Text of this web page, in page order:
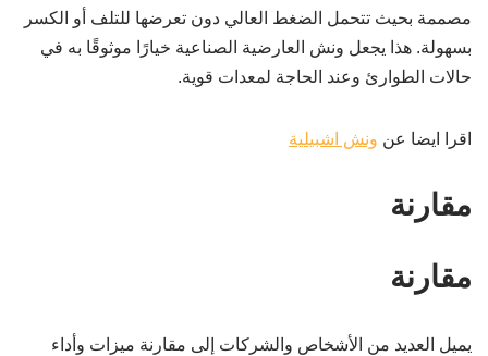
مصممة بحيث تتحمل الضغط العالي دون تعرضها للتلف أو الكسر
بسهولة. هذا يجعل ونش العارضية الصناعية خيارًا موثوقًا به في
حالات الطوارئ وعند الحاجة لمعدات قوية.
اقرا ايضا عن ونش اشبيلية
مقارنة
مقارنة
يميل العديد من الأشخاص والشركات إلى مقارنة ميزات وأداء